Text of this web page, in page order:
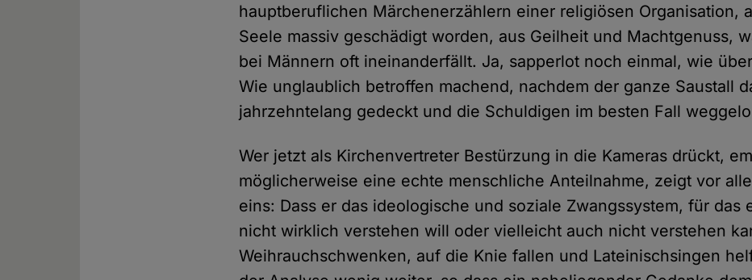
hauptberuflichen Märchenerzählern einer religiösen Organisation,
Seele massiv geschädigt worden, aus Geilheit und Machtgenuss,
bei Männern oft ineinanderfällt. Ja, sapperlot noch einmal, wie
Wie unglaublich betroffen machend, nachdem der ganze Saustall
jahrzehntelang gedeckt und die Schuldigen im besten Fall
Wer jetzt als Kirchenvertreter Bestürzung in die Kameras drückt,
möglicherweise eine echte menschliche Anteilnahme, zeigt vor
eins: Dass er das ideologische und soziale Zwangssystem, für das
nicht wirklich verstehen will oder vielleicht auch nicht verstehen
Weihrauchschwenken, auf die Knie fallen und Lateinischsingen